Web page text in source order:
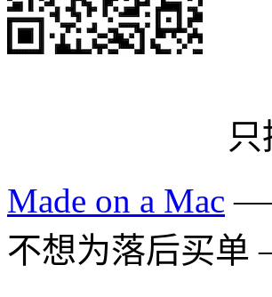
Made on a Mac
不想为落后买单